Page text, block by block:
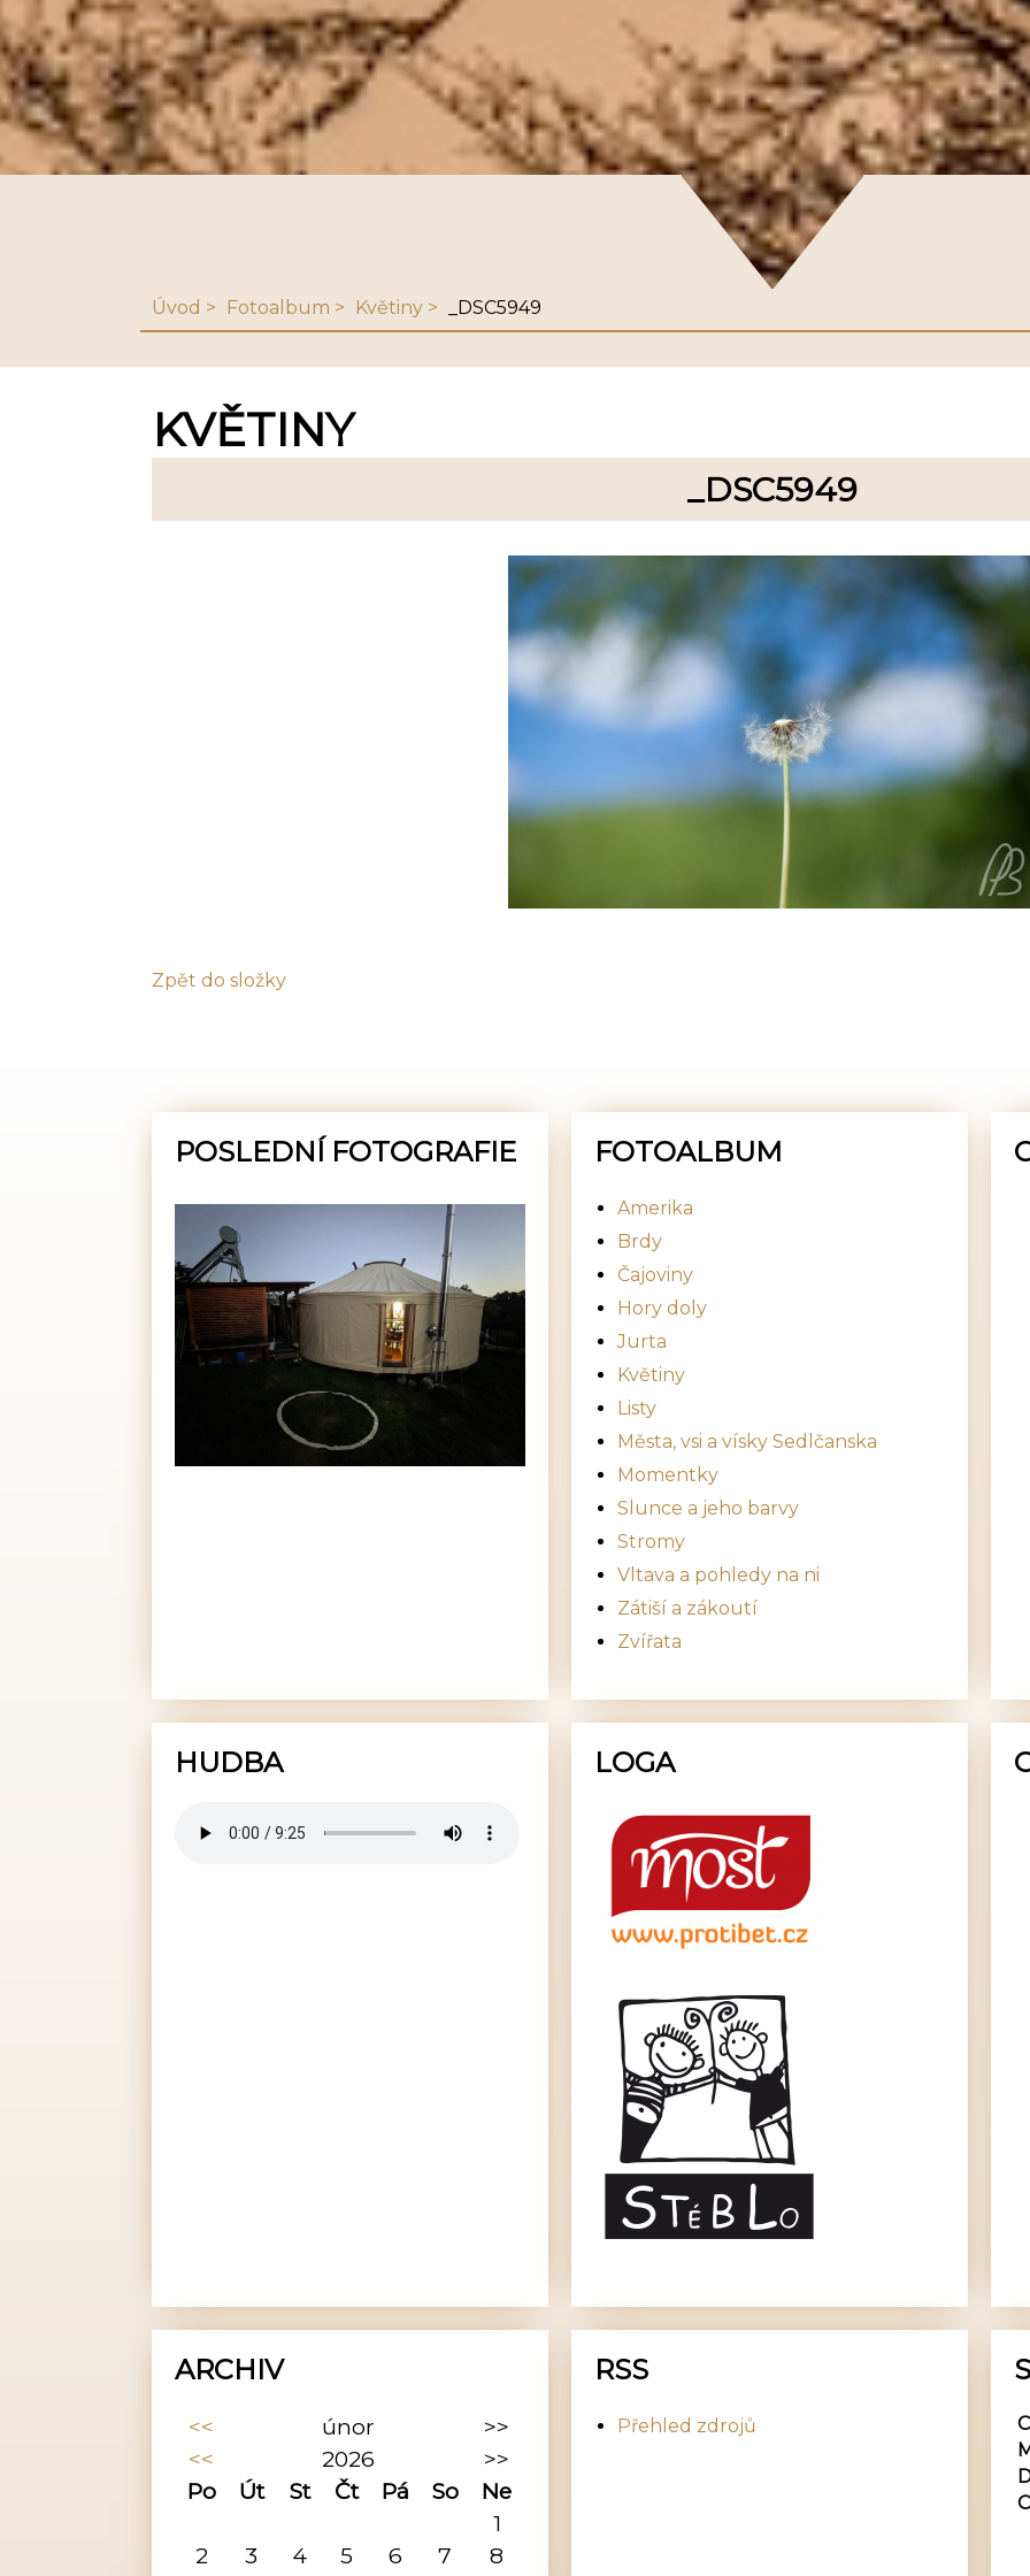
Úvod Fotoalbum Květiny _DSC5949
KVĚTINY
_DSC5949
Zpět do složky
POSLEDNÍ FOTOGRAFIE FOTOALBUM
Amerika
Brdy
Čajoviny
Hory doly
Jurta
Květiny
Listy
Města, vsi a vísky Sedlčanska
Momentky
Slunce a jeho barvy
Stromy
Vltava a pohledy na ni
Zátiší a zákoutí
Zvířata
HUDBA LOGA
ARCHIV
<< únor
>>
<<
2026
>>
Po
Út St Čt Pá So
Ne
1
2
3 4 5 6 7
8
RSS
Přehled zdrojů